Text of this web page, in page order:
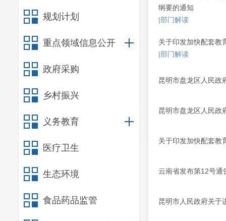
规划计划
重点领域信息公开
政府采购
乡村振兴
义务教育
医疗卫生
生态环境
食品药品监管
纲要的通知
|部门解读
关于印发加快配套教
|部门解读
昆明市盘龙区人民政
昆明市盘龙区人民政
关于印发加快配套教
云南省发布第12号通
昆明市人民政府关于